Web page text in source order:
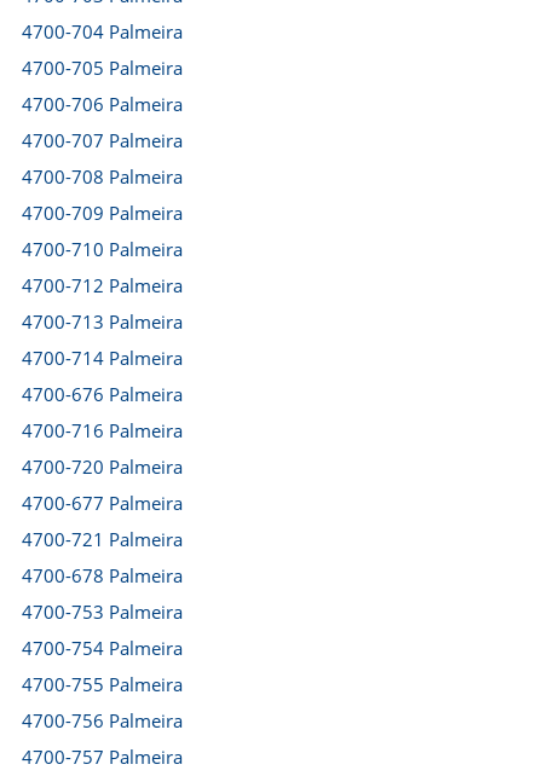
4700-704 Palmeira
4700-705 Palmeira
4700-706 Palmeira
4700-707 Palmeira
4700-708 Palmeira
4700-709 Palmeira
4700-710 Palmeira
4700-712 Palmeira
4700-713 Palmeira
4700-714 Palmeira
4700-676 Palmeira
4700-716 Palmeira
4700-720 Palmeira
4700-677 Palmeira
4700-721 Palmeira
4700-678 Palmeira
4700-753 Palmeira
4700-754 Palmeira
4700-755 Palmeira
4700-756 Palmeira
4700-757 Palmeira